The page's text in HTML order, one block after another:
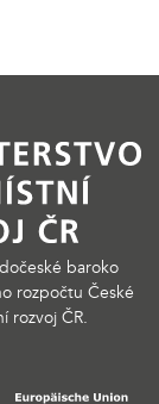
baroko
rozpočtu České
rozvoj ČR.